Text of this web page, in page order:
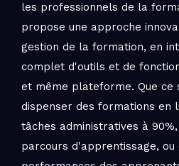
les professionnels de la
propose une approche
gestion de la formation, en
complet d'outils et de
et même plateforme. Que
dispenser des formations en
tâches administratives à
parcours d'apprentissage,